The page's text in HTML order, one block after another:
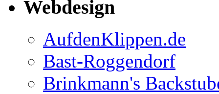
Webdesign
AufdenKlippen.de
Bast-Roggendorf
Brinkmann's